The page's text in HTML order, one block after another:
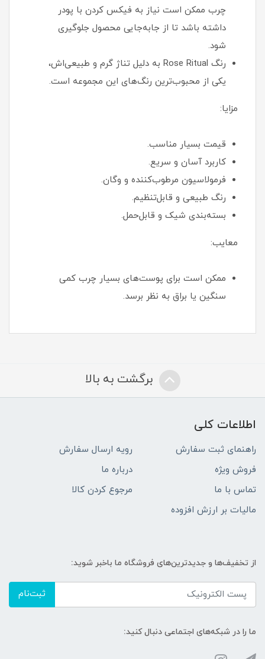
چرب ممکن است نیاز به فیکس کردن با پودر
داشته باشد تا از جابه‌جایی محصول جلوگیری
شود.
رنگ Rose Ritual به دلیل تناژ گرم و طبیعی‌اش،
یکی از محبوب‌ترین رنگ‌های این مجموعه است.
مزایا:
قیمت بسیار مناسب.
کاربرد آسان و سریع.
فرمولاسیون مرطوب‌کننده و وگان.
رنگ طبیعی و قابل‌تنظیم.
بسته‌بندی شیک و قابل‌حمل.
معایب:
ممکن است برای پوست‌های بسیار چرب کمی
سنگین یا براق به نظر برسد.
برگشت به بالا
اطلاعات کلی
راهنمای ثبت سفارش
رویه ارسال سفارش
فروش ویژه
درباره ما
تماس با ما
مرجوع کردن کالا
مالیات بر ارزش افزوده
از تخفیف‌ها و جدیدترین‌های فروشگاه ما باخبر شوید:
ثبت‌نام
ما را در شبکه‌های اجتماعی دنبال کنید: